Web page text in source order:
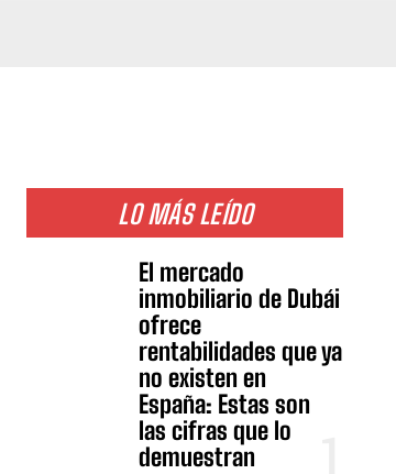
LO MÁS LEÍDO
El mercado
inmobiliario de Dubái
ofrece
rentabilidades que ya
no existen en
España: Estas son
las cifras que lo
demuestran